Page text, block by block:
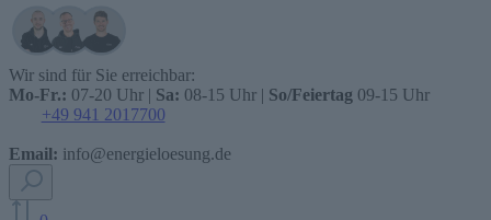
Wir sind für Sie erreichbar:
Mo-Fr.: 07-20 Uhr | Sa: 08-15 Uhr | So/Feiertag 09-15 Uhr
+49 941 2017700
Email: info@energieloesung.de